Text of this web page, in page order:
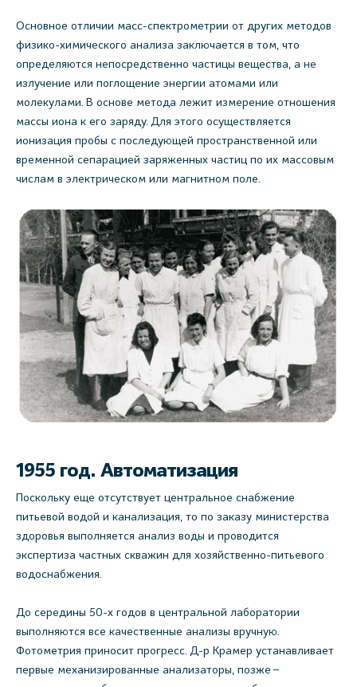
Основное отличии масс-спектрометрии от других методов
физико-химического анализа заключается в том, что
определяются непосредственно частицы вещества, а не
излучение или поглощение энергии атомами или
молекулами. В основе метода лежит измерение отношения
массы иона к его заряду. Для этого осуществляется
ионизация пробы с последующей пространственной или
временной сепарацией заряженных частиц по их массовым
числам в электрическом или магнитном поле.
1955 год. Автоматизация
Поскольку еще отсутствует центральное снабжение
питьевой водой и канализация, то по заказу министерства
здоровья выполняется анализ воды и проводится
экспертиза частных скважин для хозяйственно-питьевого
водоснабжения.
До середины 50-х годов в центральной лаборатории
выполняются все качественные анализы вручную.
Фотометрия приносит прогресс. Д-р Крамер устанавливает
первые механизированные анализаторы, позже –